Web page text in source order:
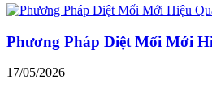
Phương Pháp Diệt Mối Mới
17/05/2026